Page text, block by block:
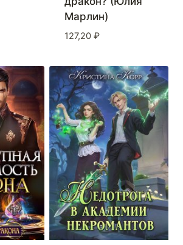
Марлин)
127,20 ₽